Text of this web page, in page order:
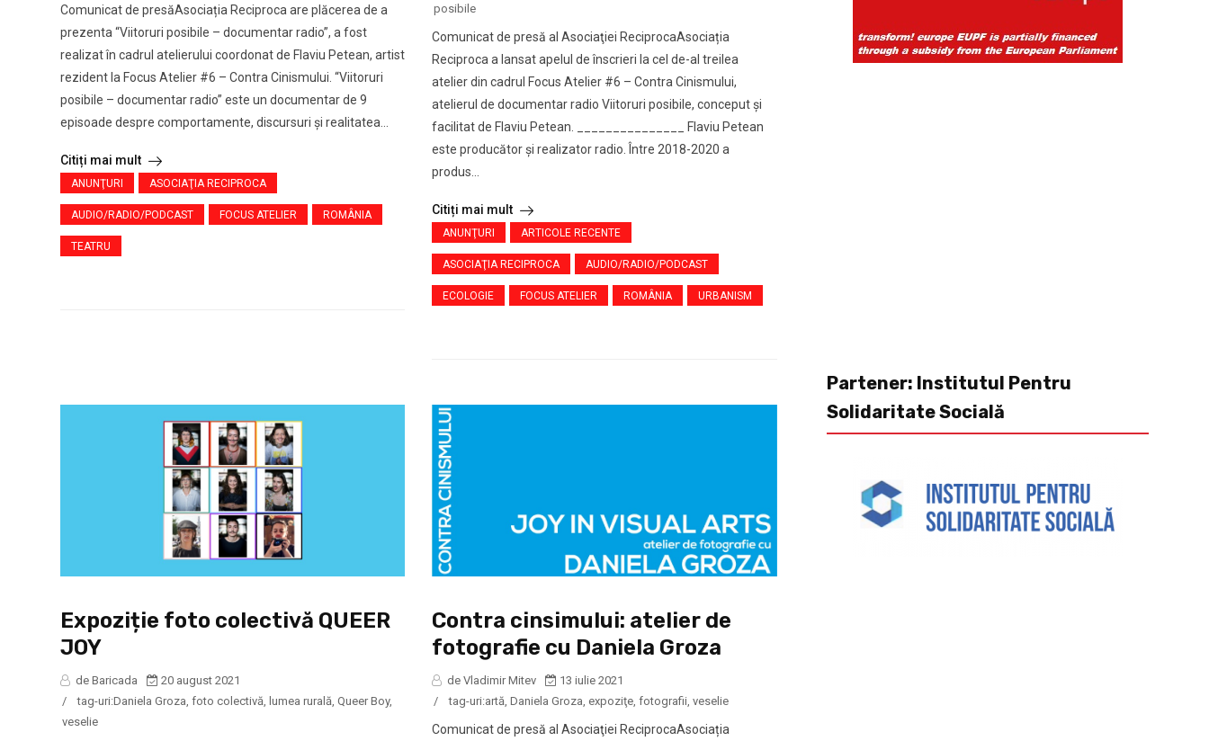
Comunicat de presăAsociația Reciproca are plăcerea de a
prezenta “Viitoruri posibile – documentar radio”, a fost
realizat în cadrul atelierului coordonat de Flaviu Petean, artist
rezident la Focus Atelier #6 – Contra Cinismului. “Viitoruri
posibile – documentar radio” este un documentar de 9
episoade despre comportamente, discursuri și realitatea...
Citiți mai mult
ANUNŢURI ASOCIAŢIA RECIPROCA
AUDIO/RADIO/PODCAST FOCUS ATELIER ROMÂNIA
TEATRU
posibile
Comunicat de presă al Asociaţiei ReciprocaAsociația
Reciproca a lansat apelul de înscrieri la cel de-al treilea
atelier din cadrul Focus Atelier #6 – Contra Cinismului,
atelierul de documentar radio Viitoruri posibile, conceput și
facilitat de Flaviu Petean. _______________ Flaviu Petean
este producător și realizator radio. Între 2018-2020 a
produs...
Citiți mai mult
ANUNŢURI ARTICOLE RECENTE
ASOCIAŢIA RECIPROCA AUDIO/RADIO/PODCAST
ECOLOGIE FOCUS ATELIER ROMÂNIA URBANISM
Expoziție foto colectivă QUEER
JOY
de Baricada
20 august 2021
/
tag-uri:Daniela Groza, foto colectivă, lumea rurală, Queer Boy,
veselie
Contra cinsimului: atelier de
fotografie cu Daniela Groza
de Vladimir Mitev
13 iulie 2021
/
tag-uri:artă,Daniela Groza, expoziţe,fotografii,veselie
Comunicat de presă al Asociaţiei ReciprocaAsociația
Partener: Institutul Pentru
Solidaritate Socială